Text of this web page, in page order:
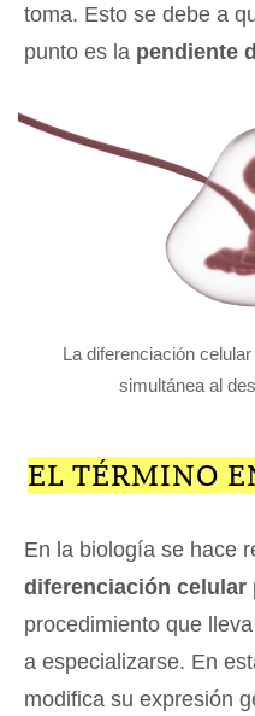
toma. Esto se debe a
punto es la pendiente
La diferenciación
simultánea al
EL TÉRMINO
En la biología se hace
diferenciación celular
procedimiento que
a especializarse. En
modifica su expresión